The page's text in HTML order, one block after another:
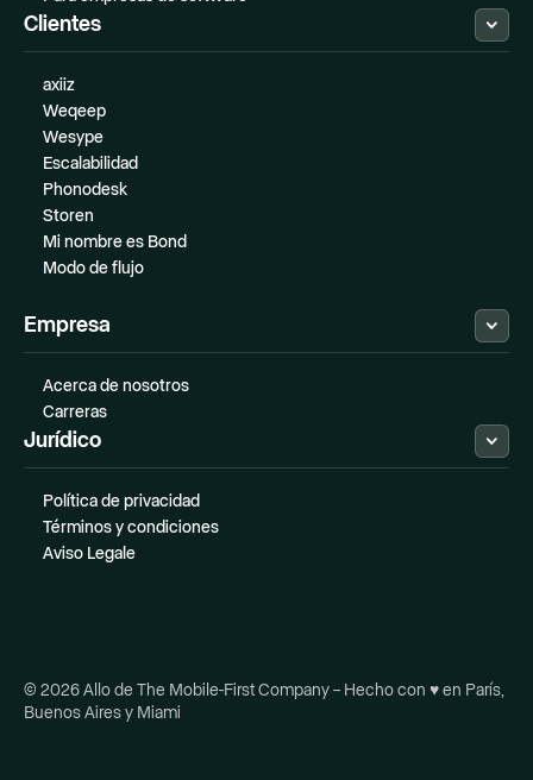
Clientes
axiiz
Weqeep
Wesype
Escalabilidad
Phonodesk
Storen
Mi nombre es Bond
Modo de flujo
Empresa
Acerca de nosotros
Carreras
Jurídico
Política de privacidad
Términos y condiciones
Aviso Legale
© 2026 Allo de The Mobile-First Company – Hecho con ♥ en París,
Buenos Aires y Miami